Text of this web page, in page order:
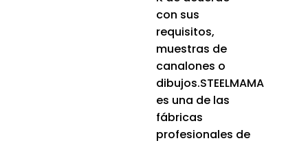
con sus
requisitos,
muestras de
canalones o
dibujos.STEELMAMA
es una de las
fábricas
profesionales de